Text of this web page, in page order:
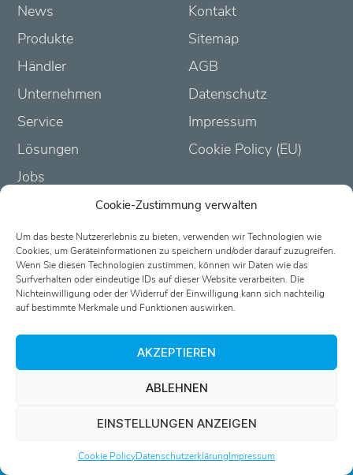
Cookie-Zustimmung verwalten
Um das beste Nutzererlebnis zu bieten, verwenden wir Technologien wie
Cookies, um Geräteinformationen zu speichern und/oder darauf zuzugreifen.
Wenn Sie diesen Technologien zustimmen, können wir Daten wie das
Surfverhalten oder eindeutige IDs auf dieser Website verarbeiten. Die
Nichteinwilligung oder der Widerruf der Einwilligung kann sich nachteilig
auf bestimmte Merkmale und Funktionen auswirken.
AKZEPTIEREN
ABLEHNEN
EINSTELLUNGEN ANZEIGEN
Cookie PolicyDatenschutzerklärungImpressum
News
Produkte
Händler
Unternehmen
Service
Lösungen
Jobs
Kontakt
Sitemap
AGB
Datenschutz
Impressum
Cookie Policy (EU)
Partner-Login
Passwort vergessen?
0521 5560030-0